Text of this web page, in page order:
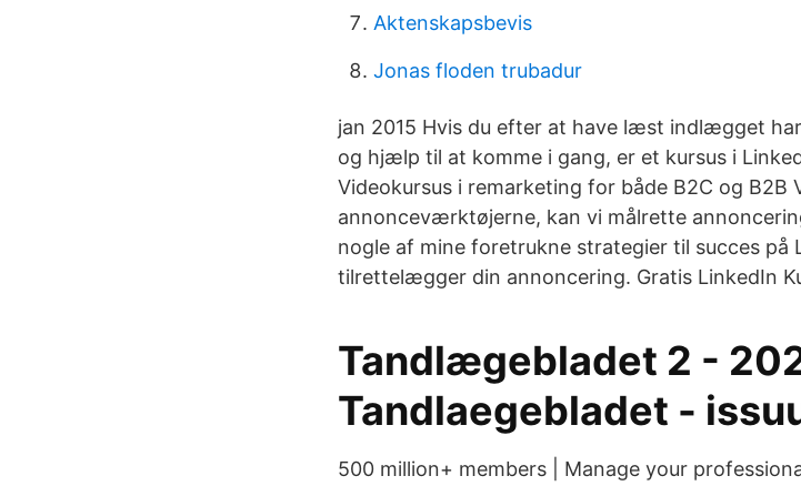
Aktenskapsbevis
Jonas floden trubadur
jan 2015 Hvis du efter at have læst indlægget
og hjælp til at komme i gang, er et kursus i
Videokursus i remarketing for både B2C og B2B
annonceværktøjerne, kan vi målrette
nogle af mine foretrukne strategier til succes på
tilrettelægger din annoncering. Gratis LinkedIn
Tandlægebladet 2 -
Tandlaegebladet -
500 million+ members | Manage your